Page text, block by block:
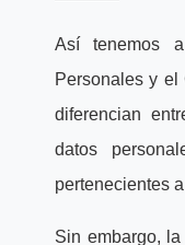
Así tenemos
Personales y
diferencian
datos
pertenecientes
Sin embargo,